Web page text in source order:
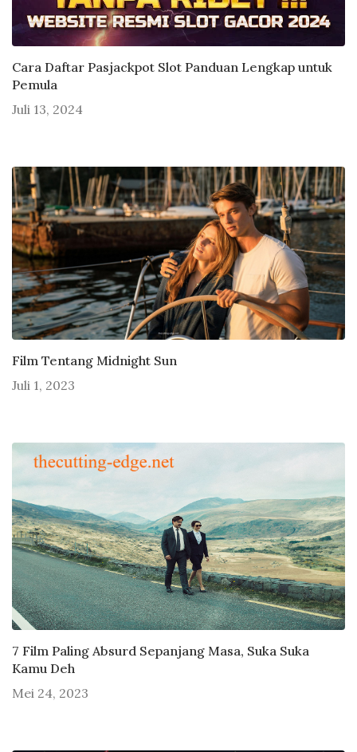
Cara Daftar Pasjackpot Slot Panduan Lengkap untuk
Pemula
Juli 13, 2024
Film Tentang Midnight Sun
Juli 1, 2023
7 Film Paling Absurd Sepanjang Masa, Suka Suka
Kamu Deh
Mei 24, 2023